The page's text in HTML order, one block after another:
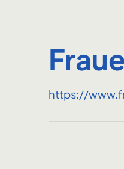
https://